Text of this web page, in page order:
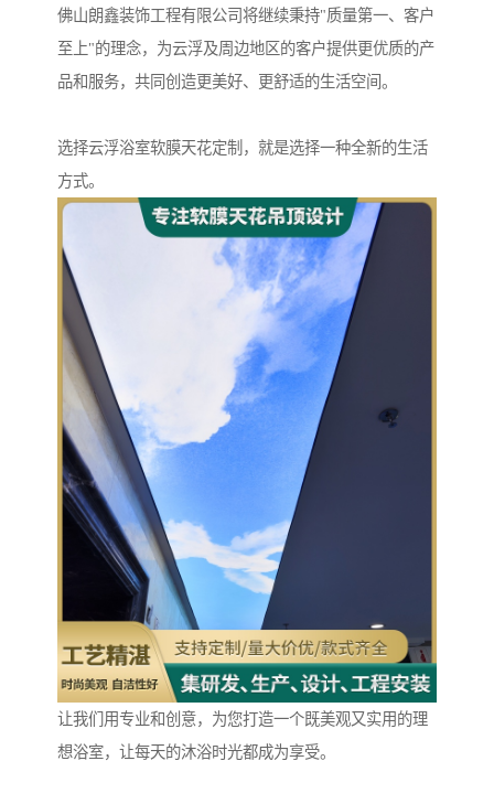
佛山朗鑫装饰工程有限公司将继续秉持"质量第一、客户
至上"的理念，为云浮及周边地区的客户提供更优质的产
品和服务，共同创造更美好、更舒适的生活空间。
选择云浮浴室软膜天花定制，就是选择一种全新的生活
方式。
让我们用专业和创意，为您打造一个既美观又实用的理
想浴室，让每天的沐浴时光都成为享受。